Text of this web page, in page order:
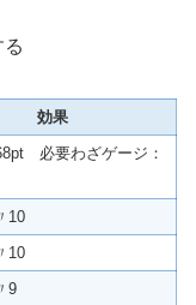
効果
必要わざゲージ：
10
10
9